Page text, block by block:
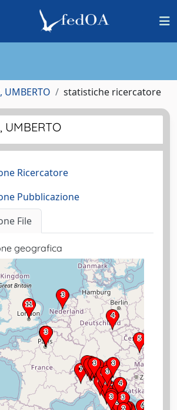
UMBERTO statistiche ricercatore
UMBERTO
Ricercatore
Pubblicazione
File
geografica